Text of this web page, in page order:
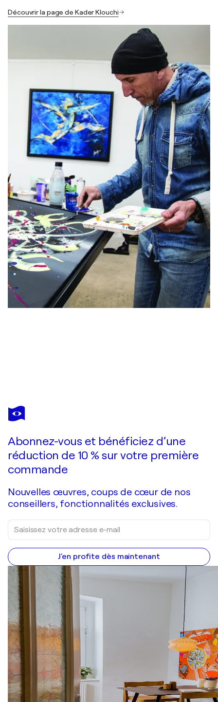
Découvrir la page de Kader Klouchi
KADER KLOUCHI
Evitement
Abonnez-vous et bénéficiez d’une
réduction de 10 % sur votre première
commande
Nouvelles œuvres, coups de cœur de nos
conseillers, fonctionnalités exclusives.
J'en profite dès maintenant